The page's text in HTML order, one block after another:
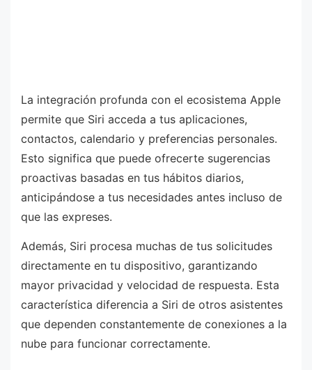
La integración profunda con el ecosistema Apple
permite que Siri acceda a tus aplicaciones,
contactos, calendario y preferencias personales.
Esto significa que puede ofrecerte sugerencias
proactivas basadas en tus hábitos diarios,
anticipándose a tus necesidades antes incluso de
que las expreses.
Además, Siri procesa muchas de tus solicitudes
directamente en tu dispositivo, garantizando
mayor privacidad y velocidad de respuesta. Esta
característica diferencia a Siri de otros asistentes
que dependen constantemente de conexiones a la
nube para funcionar correctamente.